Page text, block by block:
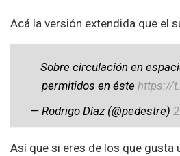
Acá la versión extendida que el
Sobre circulación en
permitidos en éste https://
— Rodrigo Díaz (@pedestre)
Así que si eres de los que gusta